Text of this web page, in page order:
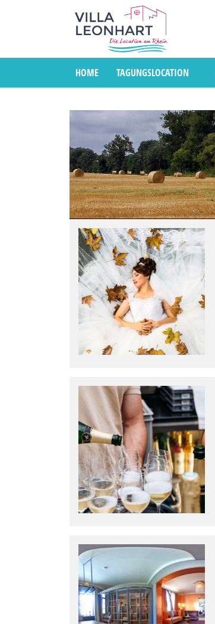
HOME TAGUNGSLOCATION
Kategorie:News